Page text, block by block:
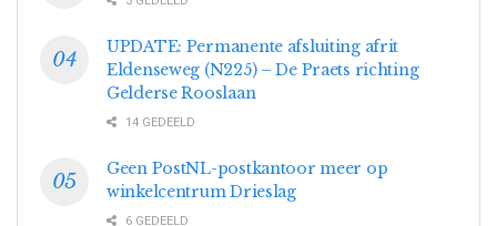
UPDATE: Permanente afsluiting afrit
Eldenseweg (N225) – De Praets richting
Gelderse Rooslaan
14 GEDEELD
Geen PostNL-postkantoor meer op
winkelcentrum Drieslag
6 GEDEELD